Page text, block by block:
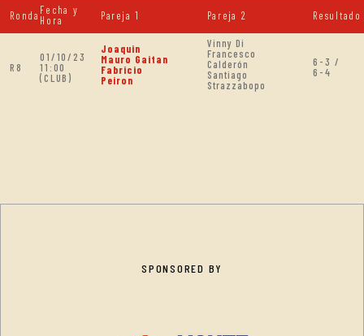
Ronda Fecha y
Hora
Pareja 1 Pareja 2 Resultado
R8
01/10/23
11:00
(CLUB)
Joaquin
Mauro Gaitan
Fabricio
Peiron
Vinny Di
Francesco
Calderón
Santiago
Strazzabopo
6-3 /
6-4
SPONSORED BY